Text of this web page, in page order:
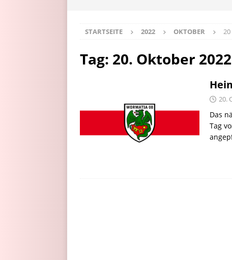
STARTSEITE 2022 OKTOBER
Tag: 20. Oktober 2022
20.
Das
Tag